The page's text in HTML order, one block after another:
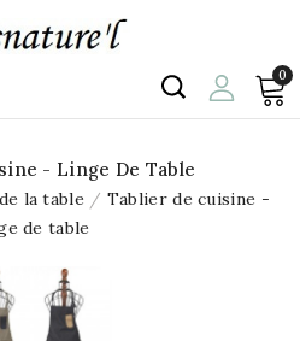
0
- Linge De Table
la table
Tablier de cuisine -
de table